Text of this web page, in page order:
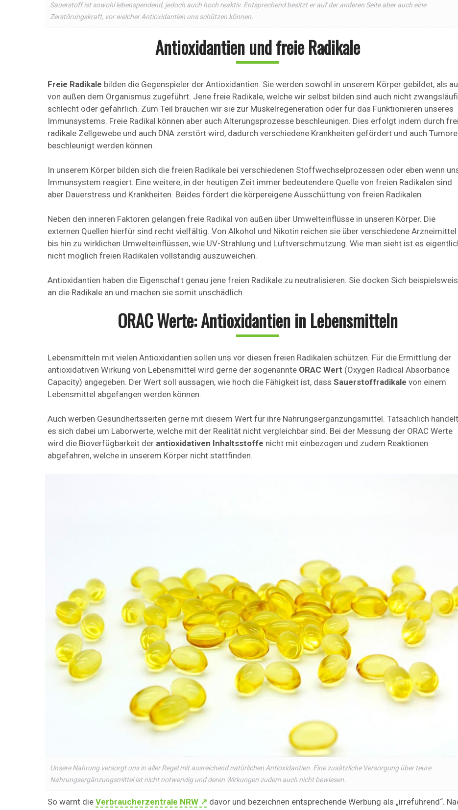
Sauerstoff ist sowohl lebenspendend, jedoch auch hoch reaktiv. Entsprechend besitzt er auf der anderen Seite aber auch eine
Zerstörungskraft, vor welcher Antioxidantien uns schützen können.
Antioxidantien und freie Radikale
Freie Radikale bilden die Gegenspieler der Antioxidantien. Sie werden sowohl in unserem Körper gebildet, als
von außen dem Organismus zugeführt. Jene freie Radikale, welche wir selbst bilden sind auch nicht
schlecht oder gefährlich. Zum Teil brauchen wir sie zur Muskelregeneration oder für das Funktionieren unseres
Immunsystems. Freie Radikal können aber auch Alterungsprozesse beschleunigen. Dies erfolgt indem durch
radikale Zellgewebe und auch DNA zerstört wird, dadurch verschiedene Krankheiten gefördert und auch Tumore
beschleunigt werden können.
In unserem Körper bilden sich die freien Radikale bei verschiedenen Stoffwechselprozessen oder eben wenn
Immunsystem reagiert. Eine weitere, in der heutigen Zeit immer bedeutendere Quelle von freien Radikalen sind
aber Dauerstress und Krankheiten. Beides fördert die körpereigene Ausschüttung von freien Radikalen.
Neben den inneren Faktoren gelangen freie Radikal von außen über Umwelteinflüsse in unseren Körper. Die
externen Quellen hierfür sind recht vielfältig. Von Alkohol und Nikotin reichen sie über verschiedene Arzneimittel
bis hin zu wirklichen Umwelteinflüssen, wie UV-Strahlung und Luftverschmutzung. Wie man sieht ist es
nicht möglich freien Radikalen vollständig auszuweichen.
Antioxidantien haben die Eigenschaft genau jene freien Radikale zu neutralisieren. Sie docken Sich
an die Radikale an und machen sie somit unschädlich.
ORAC Werte: Antioxidantien in Lebensmitteln
Lebensmitteln mit vielen Antioxidantien sollen uns vor diesen freien Radikalen schützen. Für die Ermittlung der
antioxidativen Wirkung von Lebensmittel wird gerne der sogenannte ORAC Wert (Oxygen Radical Absorbance
Capacity) angegeben. Der Wert soll aussagen, wie hoch die Fähigkeit ist, dass Sauerstoffradikale von einem
Lebensmittel abgefangen werden können.
Auch werben Gesundheitsseiten gerne mit diesem Wert für ihre Nahrungsergänzungsmittel. Tatsächlich handelt
es sich dabei um Laborwerte, welche mit der Realität nicht vergleichbar sind. Bei der Messung der ORAC Werte
wird die Bioverfügbarkeit der antioxidativen Inhaltsstoffe nicht mit einbezogen und zudem Reaktionen
abgefahren, welche in unserem Körper nicht stattfinden.
Unsere Nahrung versorgt uns in aller Regel mit ausreichend natürlichen Antioxidantien. Eine zusätzliche Versorgung über teure
Nahrungsergänzungsmittel ist nicht notwendig und deren Wirkungen zudem auch nicht bewiesen.
So warnt die Verbraucherzentrale NRW ↗ davor und bezeichnen entsprechende Werbung als „irreführend“.